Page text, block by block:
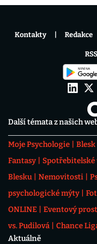
Další témata z našich
Moje Psychologie
Fantasy
Spotřebitelské
Blesku
Nemovitosti
psychologické mýty
ONLINE
Eventový
vs. Pudilová
Chance
Aktuálně
Kontakty Redakce
RSS